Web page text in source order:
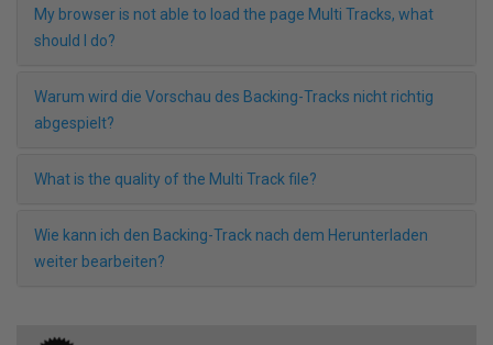
My browser is not able to load the page Multi Tracks, what
should I do?
Warum wird die Vorschau des Backing-Tracks nicht richtig
abgespielt?
What is the quality of the Multi Track file?
Wie kann ich den Backing-Track nach dem Herunterladen
weiter bearbeiten?